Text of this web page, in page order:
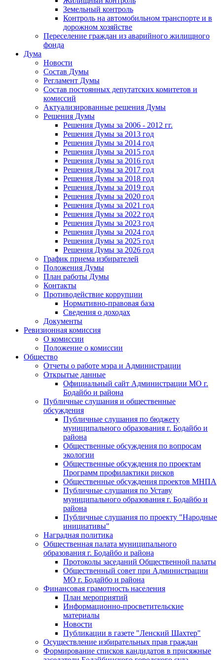
Земельный контроль
Контроль на автомобильном транспорте и в
дорожном хозяйстве
Переселение граждан из аварийного жилищного
фонда
Дума
Новости
Состав Думы
Регламент Думы
Состав постоянных депутатских комитетов и
комиссий
Актуализированные решения Думы
Решения Думы
Решения Думы за 2006 - 2012 гг.
Решения Думы за 2013 год
Решения Думы за 2014 год
Решения Думы за 2015 год
Решения Думы за 2016 год
Решения Думы за 2017 год
Решения Думы за 2018 год
Решения Думы за 2019 год
Решения Думы за 2020 год
Решения Думы за 2021 год
Решения Думы за 2022 год
Решения Думы за 2023 год
Решения Думы за 2024 год
Решения Думы за 2025 год
Решения Думы за 2026 год
График приема избирателей
Положения Думы
План работы Думы
Контакты
Противодействие коррупции
Нормативно-правовая база
Сведения о доходах
Документы
Ревизионная комиссия
О комиссии
Положение о комиссии
Общество
Отчеты о работе мэра и Администрации
Открытые данные
Официальный сайт Администрации МО г.
Бодайбо и района
Публичные слушания и общественные
обсуждения
Публичные слушания по бюджету
муниципального образования г. Бодайбо и
района
Общественные обсуждения по вопросам
экологии
Общественные обсуждения по проектам
Программ профилактики рисков
Общественные обсуждения проектов МНПА
Публичные слушания по Уставу
муниципального образования г. Бодайбо и
района
Публичные слушания по проекту "Народные
инициативы"
Наградная политика
Общественная палата муниципального
образования г. Бодайбо и района
Протоколы заседаний Общественной палаты
Общественный совет при Администрации
МО г. Бодайбо и района
Финансовая грамотность населения
План мероприятий
Информационно-просветительские
материалы
Новости
Публикации в газете "Ленский Шахтер"
Осуществление избирательных прав граждан
Формирование списков кандидатов в присяжные